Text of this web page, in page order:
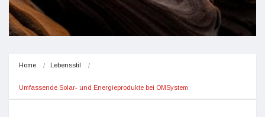
Home Lebensstil
Umfassende Solar- und Energieprodukte bei OMSystem